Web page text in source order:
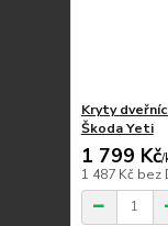
Kryty
Škoda Yeti
1 799 Kč/
1 487 Kč bez